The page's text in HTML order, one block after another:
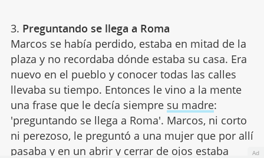
3. Preguntando se llega a Roma
Marcos se había perdido, estaba en mitad de la
plaza y no recordaba dónde estaba su casa. Era
nuevo en el pueblo y conocer todas las calles
llevaba su tiempo. Entonces le vino a la mente
una frase que le decía siempre su madre:
'preguntando se llega a Roma'. Marcos, ni corto
ni perezoso, le preguntó a una mujer que por allí
pasaba y en un abrir y cerrar de ojos estaba
Ad